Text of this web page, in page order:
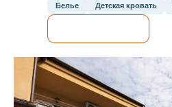
Белье Детская кровать